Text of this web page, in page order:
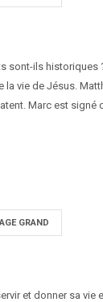
sont-ils historiques
vie de Jésus.
Marc est signé
GRAND
et donner sa vie